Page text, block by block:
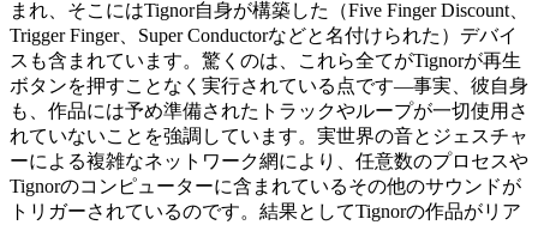
まれ、そこにはTignor自身が構築した（Five Finger Discount、
Trigger Finger、Super Conductorなどと名付けられた）デバイ
スも含まれています。驚くのは、これら全てがTignorが再生
ボタンを押すことなく実行されている点です―事実、彼自身
も、作品には予め準備されたトラックやループが一切使用さ
れていないことを強調しています。実世界の音とジェスチャ
ーによる複雑なネットワーク網により、任意数のプロセスや
Tignorのコンピューターに含まれているその他のサウンドが
トリガーされているのです。結果としてTignorの作品がリア